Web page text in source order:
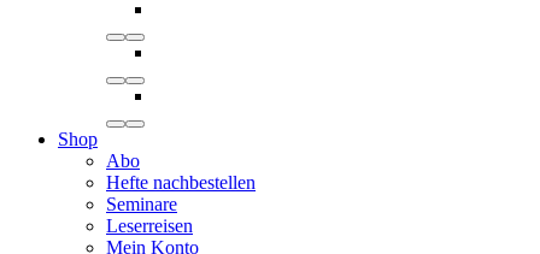
Shop
Abo
Hefte nachbestellen
Seminare
Leserreisen
Mein Konto